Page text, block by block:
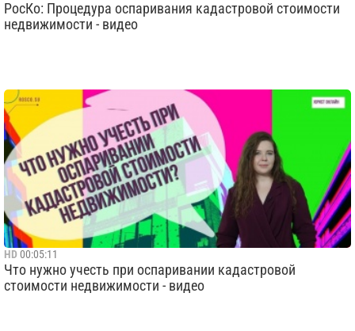
РосКо: Процедура оспаривания кадастровой стоимости
недвижимости - видео
HD 00:05:11
Что нужно учесть при оспаривании кадастровой
стоимости недвижимости - видео